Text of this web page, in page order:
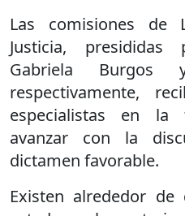
Las comisiones de
Justicia,
Gabriela Burgos
respectivamente,
especialistas en la
avanzar con la
dictamen favorable.
Existen alrededor